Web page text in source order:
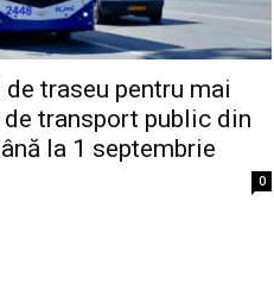
traseu pentru mai
transport public din
la 1 septembrie
0